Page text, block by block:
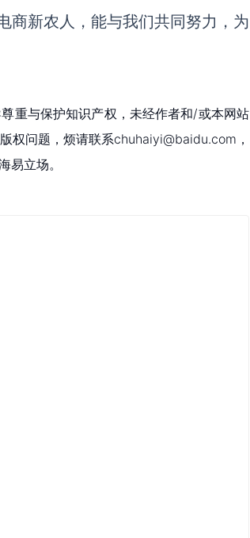
商新农人，能与我们共同努力，为
重与保护知识产权，未经作者和/或本网站
权问题，烦请联系chuhaiyi@baidu.com，
易立场。